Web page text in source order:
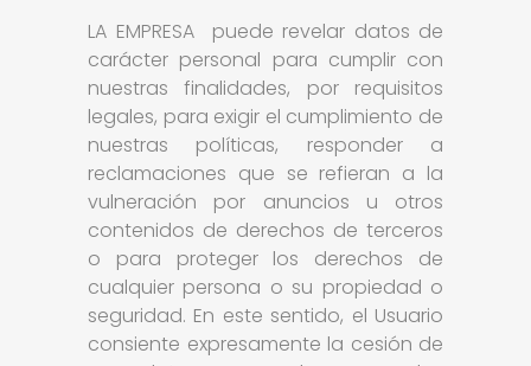
LA EMPRESA puede revelar datos de
carácter personal para cumplir con
nuestras finalidades, por requisitos
legales, para exigir el cumplimiento de
nuestras políticas, responder a
reclamaciones que se refieran a la
vulneración por anuncios u otros
contenidos de derechos de terceros
o para proteger los derechos de
cualquier persona o su propiedad o
seguridad. En este sentido, el Usuario
consiente expresamente la cesión de